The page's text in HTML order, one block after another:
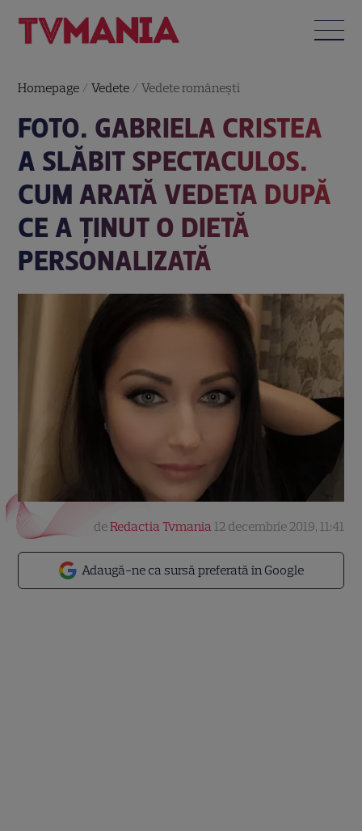
Homepage /Vedete /Vedete româneşti
FOTO. GABRIELA CRISTEA
A SLĂBIT SPECTACULOS.
CUM ARATĂ VEDETA DUPĂ
CE A ȚINUT O DIETĂ
PERSONALIZATĂ
Adaugă-ne ca sursă preferată în Google
deRedactia Tvmania 12 decembrie 2019, 11:41